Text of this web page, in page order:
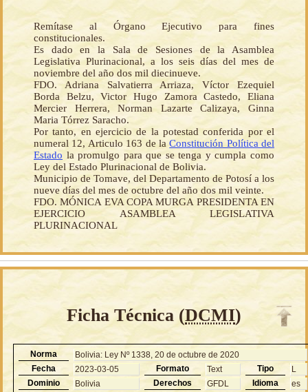
Remítase al Órgano Ejecutivo para fines
constitucionales.
Es dado en la Sala de Sesiones de la Asamblea
Legislativa Plurinacional, a los seis días del mes de
noviembre del año dos mil diecinueve.
FDO. Adriana Salvatierra Arriaza, Víctor Ezequiel
Borda Belzu, Victor Hugo Zamora Castedo, Eliana
Mercier Herrera, Norman Lazarte Calizaya, Ginna
Maria Tórrez Saracho.
Por tanto, en ejercicio de la potestad conferida por el
numeral 12, Articulo 163 de laConstitución Política del
Estado la promulgo para que se tenga y cumpla como
Ley del Estado Plurinacional de Bolivia.
Municipio de Tomave, del Departamento de Potosí a los
nueve días del mes de octubre del año dos mil veinte.
FDO. MÓNICA EVA COPA MURGA PRESIDENTA EN
EJERCICIO ASAMBLEA LEGISLATIVA
PLURINACIONAL
Ficha Técnica (DCMI)
Norma
Bolivia: Ley Nº 1338, 20 de octubre de 2020
Fecha
2023-03-05 Formato Text Tipo
L
Dominio
Bolivia Derechos GFDL Idioma es